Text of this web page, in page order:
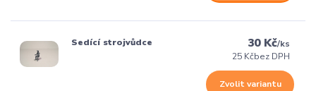
Sedící strojvůdce 30 Kč/ks
25 Kčbez DPH
Zvolit variantu